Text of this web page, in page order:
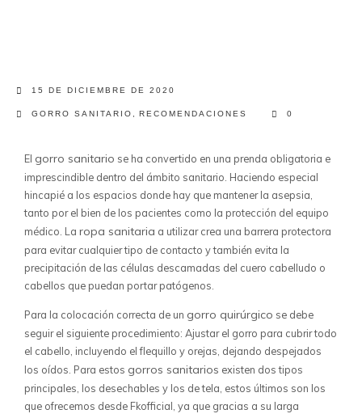
15 DE DICIEMBRE DE 2020
GORRO SANITARIO RECOMENDACIONES 0
El gorro sanitario se ha convertido en una prenda obligatoria e
imprescindible dentro del ámbito sanitario. Haciendo especial
hincapié a los espacios donde hay que mantener la asepsia,
tanto por el bien de los pacientes como la protección del equipo
médico. La ropa sanitaria a utilizar crea una barrera protectora
para evitar cualquier tipo de contacto y también evita la
precipitación de las células descamadas del cuero cabelludo o
cabellos que puedan portar patógenos.
Para la colocación correcta de un gorro quirúrgico se debe
seguir el siguiente procedimiento: Ajustar el gorro para cubrir todo
el cabello, incluyendo el flequillo y orejas, dejando despejados
los oídos. Para estos gorros sanitarios existen dos tipos
principales, los desechables y los de tela, estos últimos son los
que ofrecemos desde Fkofficial, ya que gracias a su larga